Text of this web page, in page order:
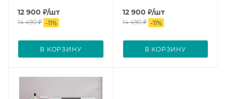
12 900 ₽/шт
14 490₽ -11%
В КОРЗИНУ
12 900 ₽/шт
14 490₽ -11%
В КОРЗИНУ